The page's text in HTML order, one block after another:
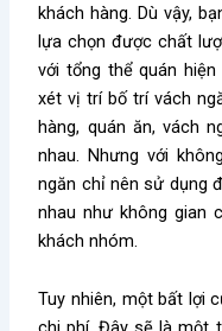
khách hàng. Dù vậy,
lựa chọn được chất
với tổng thể quán
xét vị trí bố trí vách
hàng, quán ăn, vách
nhau. Nhưng với
ngăn chỉ nên sử dụng
nhau như không gian
khách nhóm.
Tuy nhiên, một bất lợi